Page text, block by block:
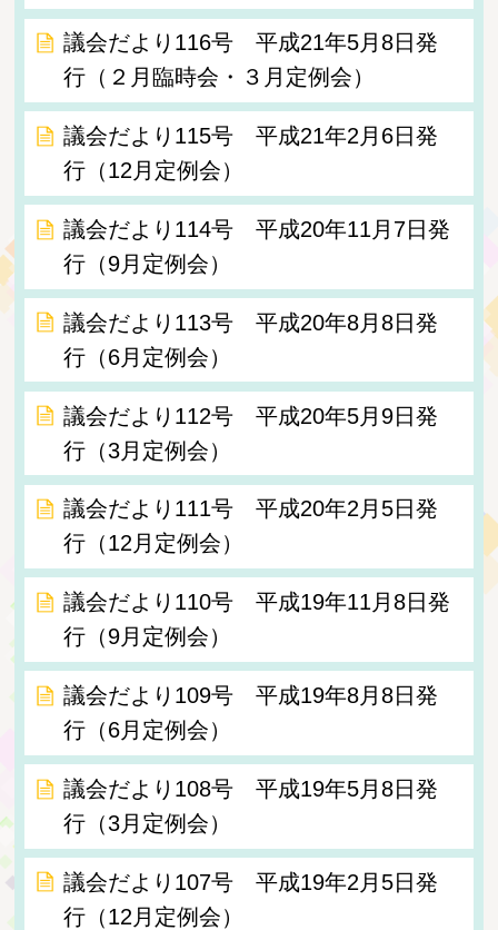
議会だより116号 平成21年5月8日発
行（２月臨時会・３月定例会）
議会だより115号 平成21年2月6日発
行（12月定例会）
議会だより114号 平成20年11月7日発
行（9月定例会）
議会だより113号 平成20年8月8日発
行（6月定例会）
議会だより112号 平成20年5月9日発
行（3月定例会）
議会だより111号 平成20年2月5日発
行（12月定例会）
議会だより110号 平成19年11月8日発
行（9月定例会）
議会だより109号 平成19年8月8日発
行（6月定例会）
議会だより108号 平成19年5月8日発
行（3月定例会）
議会だより107号 平成19年2月5日発
行（12月定例会）